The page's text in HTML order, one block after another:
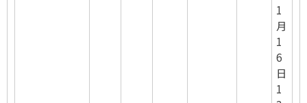
1
月
1
6
日
1